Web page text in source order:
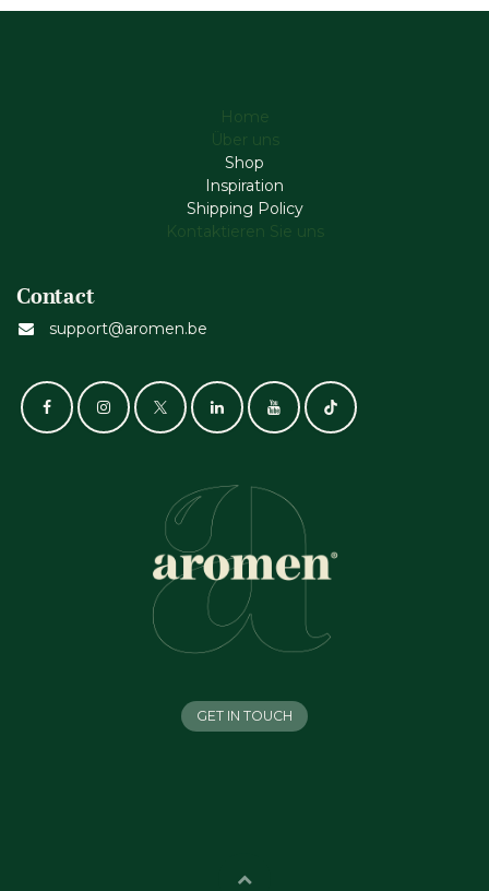
Home
Über uns
Shop
Inspiration
Shipping Policy
Kontaktieren Sie uns
Contact
support@aromen.be
GET IN TOUCH